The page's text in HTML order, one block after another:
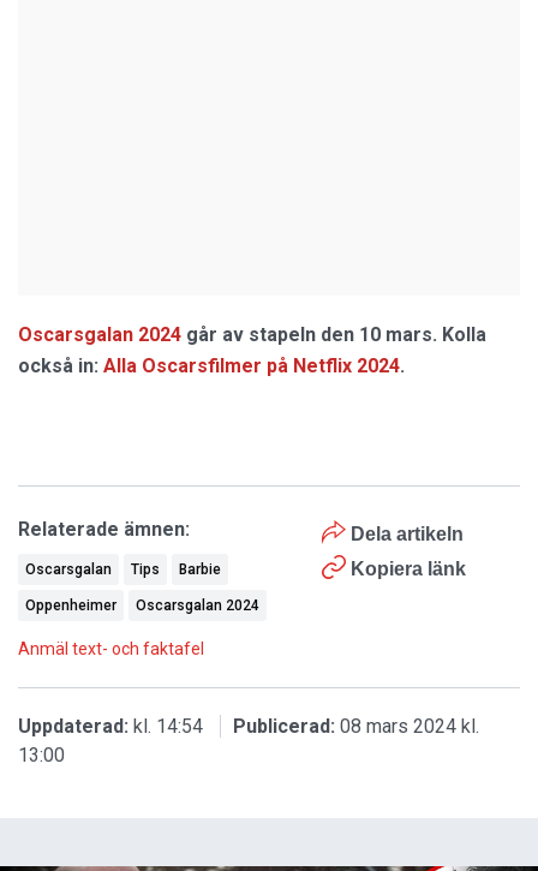
Oscarsgalan 2024 går av stapeln den 10 mars. Kolla
också in: Alla Oscarsfilmer på Netflix 2024.
Dela artikeln
Kopiera länk
Relaterade ämnen:
Oscarsgalan Tips Barbie
Oppenheimer Oscarsgalan 2024
Anmäl text- och faktafel
Uppdaterad: kl. 14:54 Publicerad: 08 mars 2024 kl.
13:00